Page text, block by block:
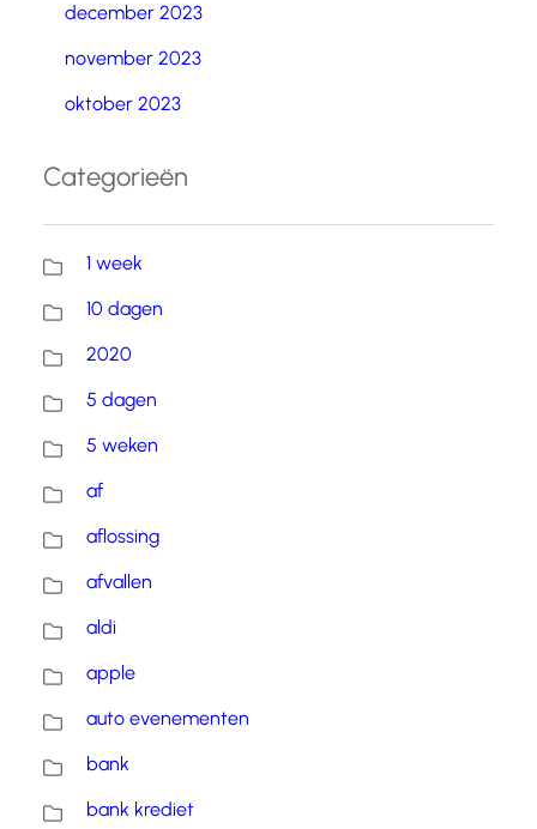
december 2023
november 2023
oktober 2023
Categorieën
1 week
10 dagen
2020
5 dagen
5 weken
af
aflossing
afvallen
aldi
apple
auto evenementen
bank
bank krediet